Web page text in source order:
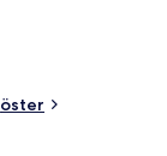
We Chill
yemeği ve
ve spor
ve yardıma hazır